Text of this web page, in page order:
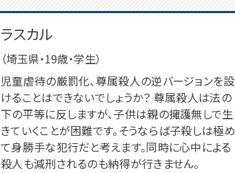
ラスカル
（埼玉県・19歳・学生）
児童虐待の厳罰化、尊属殺人の逆バージョンを設
けることはできないでしょうか？ 尊属殺人は法の
下の平等に反しますが、子供は親の擁護無しで生
きていくことが困難です。そうならば子殺しは極め
て身勝手な犯行だと考えます。同時に心中による
殺人も減刑されるのも納得が行きません。